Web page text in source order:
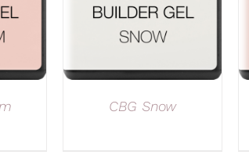
CBG Snow